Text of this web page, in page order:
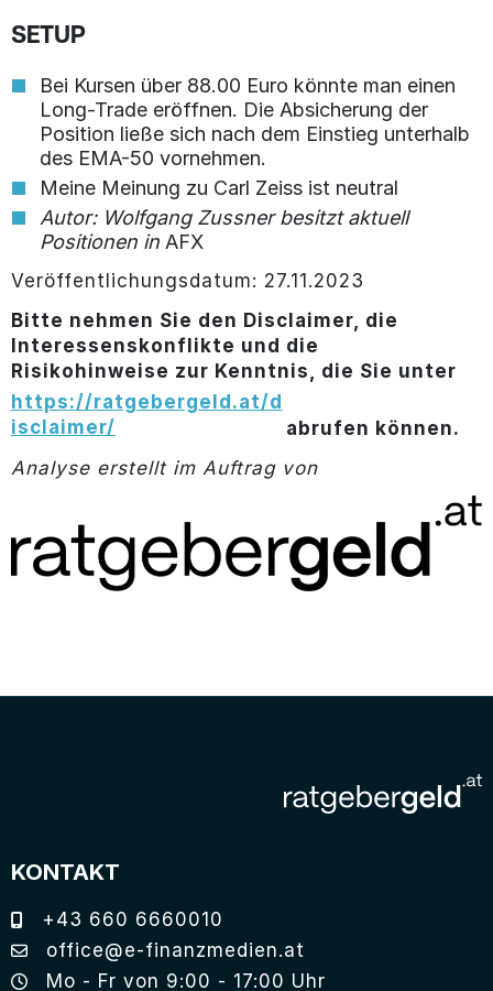
SETUP
Bei Kursen über 88.00 Euro könnte man einen
Long-Trade eröffnen. Die Absicherung der
Position ließe sich nach dem Einstieg unterhalb
des EMA-50 vornehmen.
Meine Meinung zu Carl Zeiss ist neutral
Autor: Wolfgang Zussner besitzt aktuell
Positionen in AFX
Veröffentlichungsdatum: 27.11.2023
Bitte nehmen Sie den Disclaimer, die
Interessenskonflikte und die
Risikohinweise zur Kenntnis, die Sie unter
https://ratgebergeld.at/d
isclaimer/
abrufen können.
Analyse erstellt im Auftrag von
KONTAKT
+43 660 6660010
office@e-finanzmedien.at
Mo - Fr von 9:00 - 17:00 Uhr